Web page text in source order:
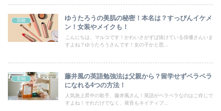
芸能
ゆうたろうの美肌の秘密！本名は？すっぴんイケメ
ン！女装やメイクも！
こんにちは、マルコです！かわいさがずば抜けている俳優さんいま
すよね？ゆうたろうさんです！女の子かと思...
芸能
藤井風の英語勉強法は父親から？留学せずペラペラ
になれる4つの方法！
人気急上昇中の歌手、藤井風さん！英語がペラペラなのはご存じで
すよね！それだけでなく、発音もネイティブ...